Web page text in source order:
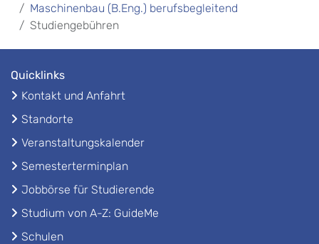
Maschinenbau (B.Eng.) berufsbegleitend
Studiengebühren
Quicklinks
Kontakt und Anfahrt
Standorte
Veranstaltungskalender
Semesterterminplan
Jobbörse für Studierende
Studium von A-Z: GuideMe
Schulen